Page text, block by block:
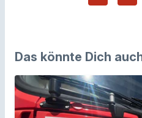
Das könnte Dich